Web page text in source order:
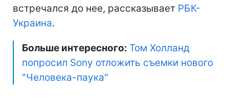
встречался до нее, рассказывает РБК-
Украина.
Больше интересного: Том Холланд
попросил Sony отложить съемки нового
"Человека-паука"